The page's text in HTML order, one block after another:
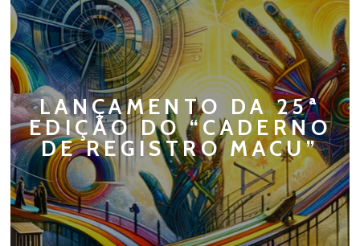
LANÇAMENTO DA 25ª
EDIÇÃO DO “CADERNO
DE REGISTRO MACU”